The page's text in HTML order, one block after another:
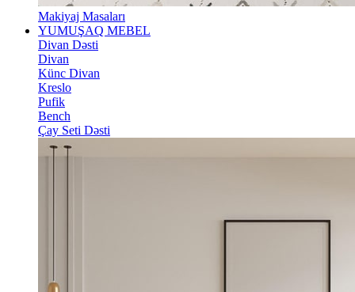
Makiyaj Masaları
YUMUŞAQ MEBEL
Divan Dəsti
Divan
Künc Divan
Kreslo
Pufik
Bench
Çay Seti Dəsti